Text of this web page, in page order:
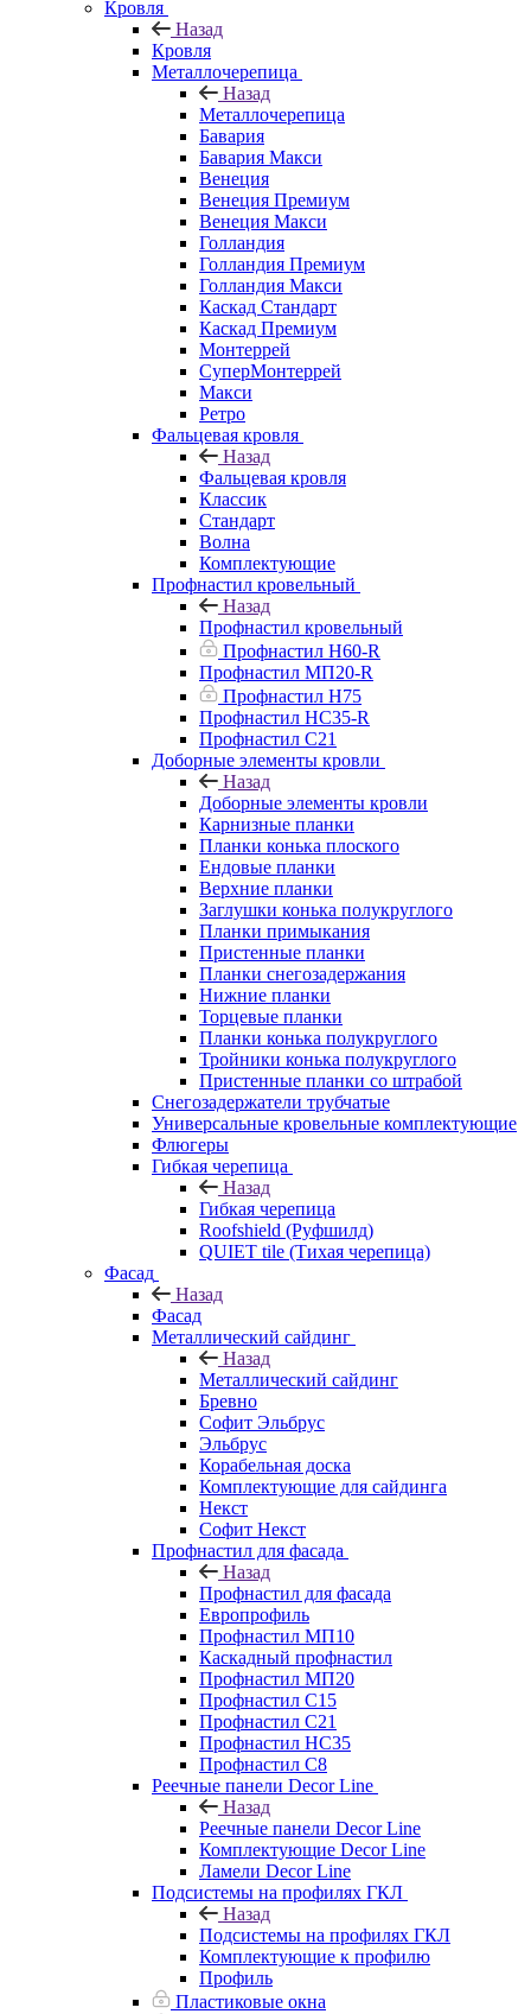
Кровля
Назад
Кровля
Металлочерепица
Назад
Металлочерепица
Бавария
Бавария Макси
Венеция
Венеция Премиум
Венеция Макси
Голландия
Голландия Премиум
Голландия Макси
Каскад Стандарт
Каскад Премиум
Монтеррей
СуперМонтеррей
Макси
Ретро
Фальцевая кровля
Назад
Фальцевая кровля
Классик
Стандарт
Волна
Комплектующие
Профнастил кровельный
Назад
Профнастил кровельный
Профнастил Н60-R
Профнастил МП20-R
Профнастил Н75
Профнастил НС35-R
Профнастил С21
Доборные элементы кровли
Назад
Доборные элементы кровли
Карнизные планки
Планки конька плоского
Ендовые планки
Верхние планки
Заглушки конька полукруглого
Планки примыкания
Пристенные планки
Планки снегозадержания
Нижние планки
Торцевые планки
Планки конька полукруглого
Тройники конька полукруглого
Пристенные планки со штрабой
Снегозадержатели трубчатые
Универсальные кровельные комплектующие
Флюгеры
Гибкая черепица
Назад
Гибкая черепица
Roofshield (Руфшилд)
QUIET tile (Тихая черепица)
Фасад
Назад
Фасад
Металлический сайдинг
Назад
Металлический сайдинг
Бревно
Софит Эльбрус
Эльбрус
Корабельная доска
Комплектующие для сайдинга
Некст
Софит Некст
Профнастил для фасада
Назад
Профнастил для фасада
Европрофиль
Профнастил МП10
Каскадный профнастил
Профнастил МП20
Профнастил С15
Профнастил С21
Профнастил НС35
Профнастил С8
Реечные панели Decor Line
Назад
Реечные панели Decor Line
Комплектующие Decor Line
Ламели Decor Line
Подсистемы на профилях ГКЛ
Назад
Подсистемы на профилях ГКЛ
Комплектующие к профилю
Профиль
Пластиковые окна